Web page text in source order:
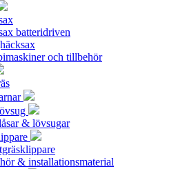
batteridriven
och tillbehör
& lövsugar
& installationsmaterial